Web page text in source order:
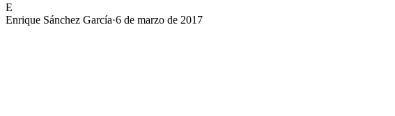
E
Enrique Sánchez García·6 de marzo de 2017